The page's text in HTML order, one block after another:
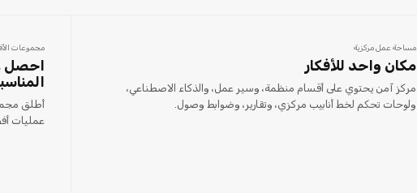
مساحة عمل مركزية
مكان واحد للأفكار
مركز آمن يحتوي على أقسام منظمة، وسير عمل، والذكاء الاصطناعي،
ولوحات تحكم لخط أنابيب مركزي، وتقارير، وضوابط وصول.
مجموعات
احصل
أطلق
عمليات